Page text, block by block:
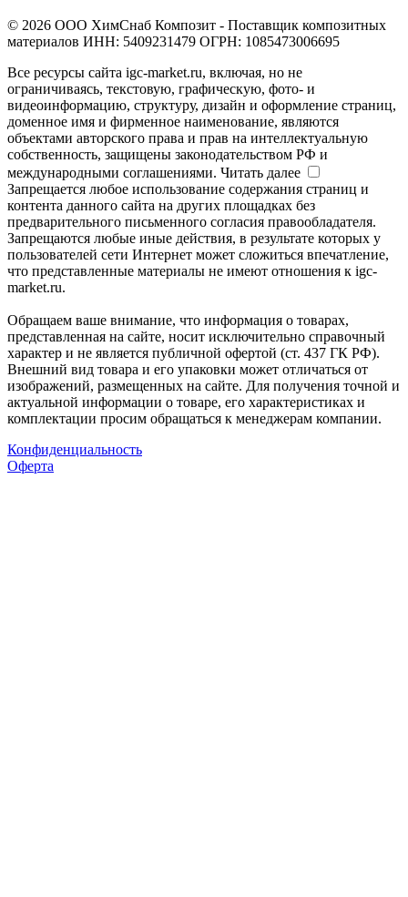
© 2026 ООО ХимСнаб Композит - Поставщик композитных
материалов ИНН: 5409231479 ОГРН: 1085473006695
Все ресурсы сайта igc-market.ru, включая, но не
ограничиваясь, текстовую, графическую, фото- и
видеоинформацию, структуру, дизайн и оформление страниц,
доменное имя и фирменное наименование, являются
объектами авторского права и прав на интеллектуальную
собственность, защищены законодательством РФ и
международными соглашениями. Читать далее
Запрещается любое использование содержания страниц и
контента данного сайта на других площадках без
предварительного письменного согласия правообладателя.
Запрещаются любые иные действия, в результате которых у
пользователей сети Интернет может сложиться впечатление,
что представленные материалы не имеют отношения к igc-
market.ru.
Обращаем ваше внимание, что информация о товарах,
представленная на сайте, носит исключительно справочный
характер и не является публичной офертой (ст. 437 ГК РФ).
Внешний вид товара и его упаковки может отличаться от
изображений, размещенных на сайте. Для получения точной и
актуальной информации о товаре, его характеристиках и
комплектации просим обращаться к менеджерам компании.
Конфиденциальность
Оферта